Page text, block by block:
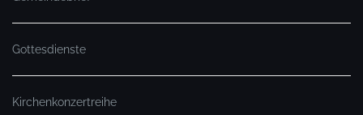
Gottesdienste
Kirchenkonzertreihe